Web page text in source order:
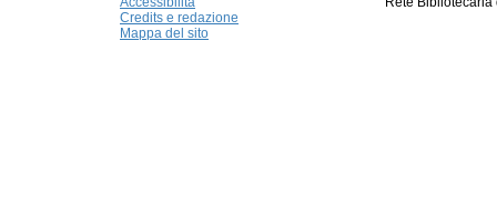
Credits e redazione
Mappa del sito